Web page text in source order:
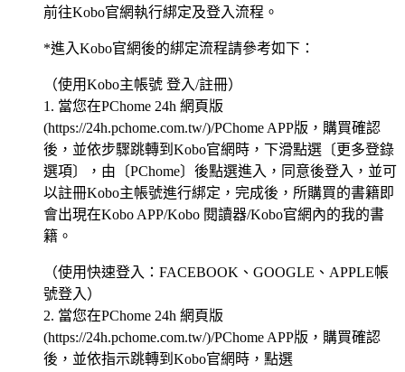
前往Kobo官網執行綁定及登入流程。
*進入Kobo官網後的綁定流程請參考如下：
（使用Kobo主帳號 登入/註冊）
1. 當您在PChome 24h 網頁版
(https://24h.pchome.com.tw/)/PChome APP版，購買確認
後，並依步驟跳轉到Kobo官網時，下滑點選〔更多登錄
選項〕，由〔PChome〕後點選進入，同意後登入，並可
以註冊Kobo主帳號進行綁定，完成後，所購買的書籍即
會出現在Kobo APP/Kobo 閱讀器/Kobo官網內的我的書
籍。
（使用快速登入：FACEBOOK、GOOGLE、APPLE帳
號登入）
2. 當您在PChome 24h 網頁版
(https://24h.pchome.com.tw/)/PChome APP版，購買確認
後，並依指示跳轉到Kobo官網時，點選